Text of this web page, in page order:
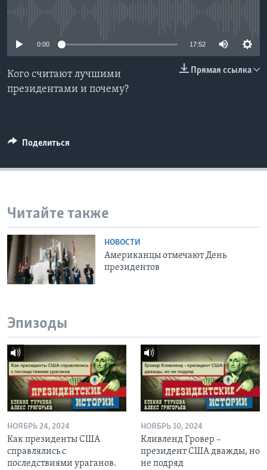
0:00 17:52
Прямая ссылка
Кого считают лучшими
президентами и почему?
Поделиться
Читайте также
НОВОСТИ
Американцы отмечают День
президентов
Эпизоды
НОЯБРЬ 24, 2024
Как президенты США
справлялись с
последствиями ураганов.
НОЯБРЬ 10, 2024
Кливленд Гровер –
президент США дважды, но
не подряд